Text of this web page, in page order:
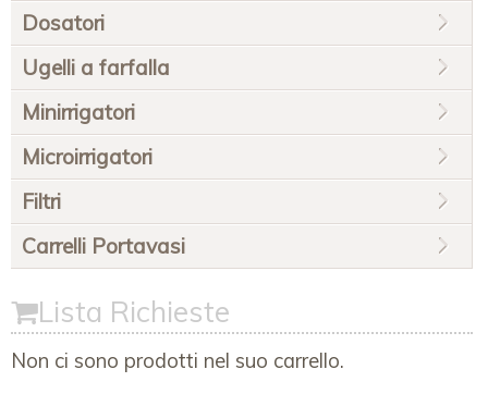
Dosatori
Ugelli a farfalla
Minirrigatori
Microirrigatori
Filtri
Carrelli Portavasi
Lista Richieste
Non ci sono prodotti nel suo carrello.